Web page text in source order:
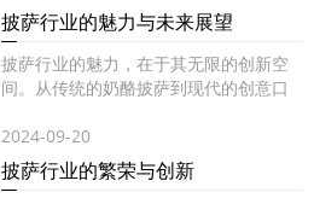
披萨行业的魅力与未来展望
披萨行业的魅力，在于其无限的创新空
间。从传统的奶酪披萨到现代的创意口
2024-09-20
披萨行业的繁荣与创新